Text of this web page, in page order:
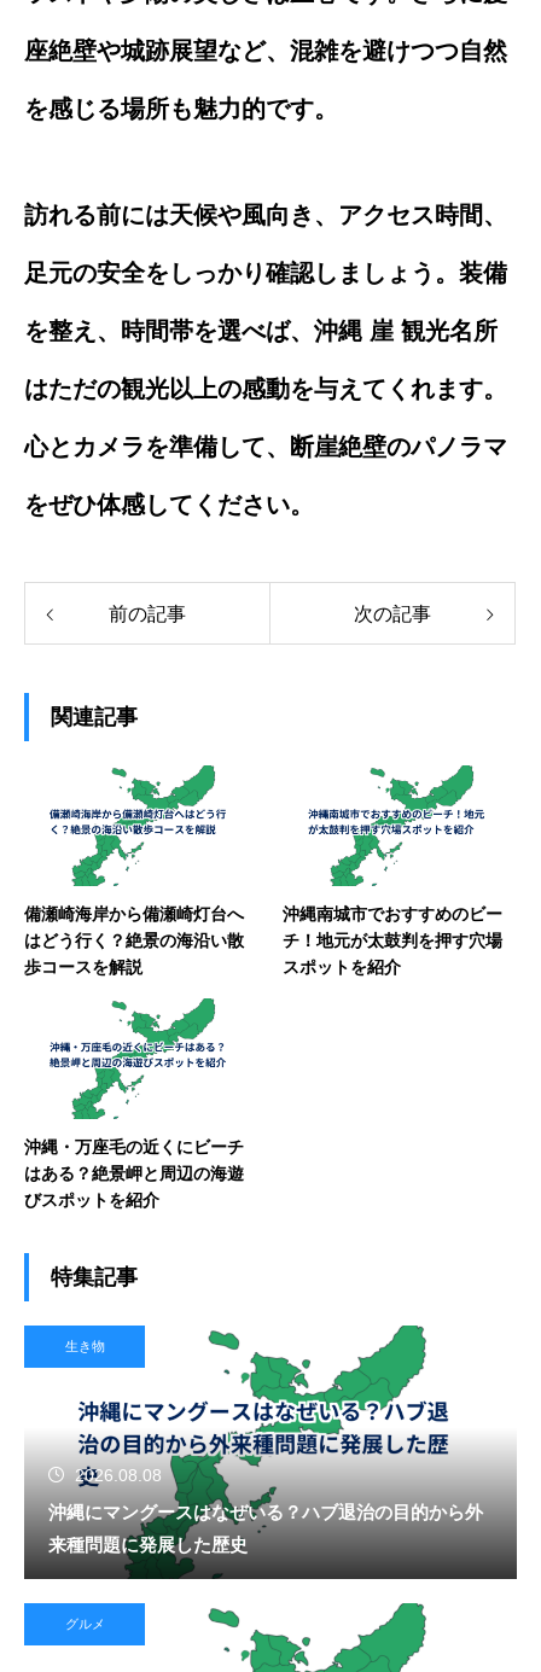
座絶壁や城跡展望など、混雑を避けつつ自然
を感じる場所も魅力的です。
訪れる前には天候や風向き、アクセス時間、
足元の安全をしっかり確認しましょう。装備
を整え、時間帯を選べば、沖縄 崖 観光名所
はただの観光以上の感動を与えてくれます。
心とカメラを準備して、断崖絶壁のパノラマ
をぜひ体感してください。
前の記事 次の記事
関連記事
備瀬崎海岸から備瀬崎灯台へ
はどう行く？絶景の海沿い散
歩コースを解説
沖縄南城市でおすすめのビー
チ！地元が太鼓判を押す穴場
スポットを紹介
沖縄・万座毛の近くにビーチ
はある？絶景岬と周辺の海遊
びスポットを紹介
特集記事
生き物
2026.08.08
沖縄にマングースはなぜいる？ハブ退治の目的から外
来種問題に発展した歴史
グルメ